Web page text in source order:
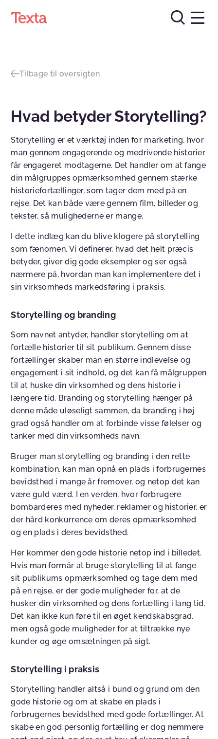
Tilbage til oversigten
Hvad betyder Storytelling?
Storytelling er et værktøj inden for marketing, hvor
man gennem engagerende og medrivende historier
får engageret modtagerne. Det handler om at fange
din målgruppes opmærksomhed gennem stærke
historiefortællinger, som tager dem med på en
rejse. Det kan både være gennem film, billeder og
tekster, så mulighederne er mange.
I dette indlæg kan du blive klogere på storytelling
som fænomen. Vi definerer, hvad det helt præcis
betyder, giver dig gode eksempler og ser også
nærmere på, hvordan man kan implementere det i
sin virksomheds markedsføring i praksis.
Storytelling og branding
Som navnet antyder, handler storytelling om at
fortælle historier til sit publikum. Gennem disse
fortællinger skaber man en større indlevelse og
engagement i sit indhold, og det kan få målgruppen
til at huske din virksomhed og dens historie i
længere tid. Branding og storytelling hænger på
denne måde uløseligt sammen, da branding i høj
grad også handler om at forbinde visse følelser og
tanker med din virksomheds navn.
Bruger man storytelling og branding i den rette
kombination, kan man opnå en plads i forbrugernes
bevidsthed i mange år fremover, og netop det kan
være guld værd. I en verden, hvor forbrugere
bombarderes med nyheder, reklamer og historier, er
der hård konkurrence om deres opmærksomhed
og en plads i deres bevidsthed.
Her kommer den gode historie netop ind i billedet.
Hvis man formår at bruge storytelling til at fange
sit publikums opmærksomhed og tage dem med
på en rejse, er der gode muligheder for, at de
husker din virksomhed og dens fortælling i lang tid.
Det kan ikke kun føre til en øget kendskabsgrad,
men også gode muligheder for at tiltrække nye
kunder og øge omsætningen på sigt.
Storytelling i praksis
Storytelling handler altså i bund og grund om den
gode historie og om at skabe en plads i
forbrugernes bevidsthed med gode fortællinger. At
skabe en god personlig fortælling er dog nemmere